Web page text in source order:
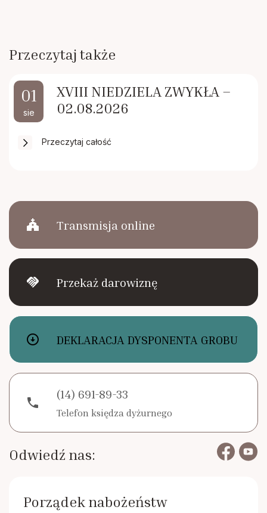
church Transmisja online
handshake Przekaż darowiznę
arrow_circle_down DEKLARACJA DYSPONENTA GROBU
phone
(14) 691-89-33
Telefon księdza dyżurnego
Odwiedź nas:
Porządek nabożeństw
Przeczytaj także
01
sie
XVIII NIEDZIELA ZWYKŁA –
02.08.2026
Przeczytaj całość